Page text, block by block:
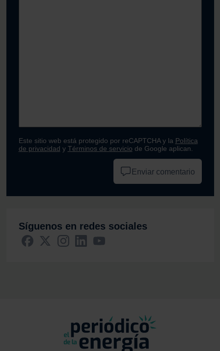
Este sitio web está protegido por reCAPTCHA y la Política
de privacidad y Términos de servicio de Google aplican.
Enviar comentario
Síguenos en redes sociales